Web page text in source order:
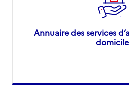
Annuaire des services
domicile